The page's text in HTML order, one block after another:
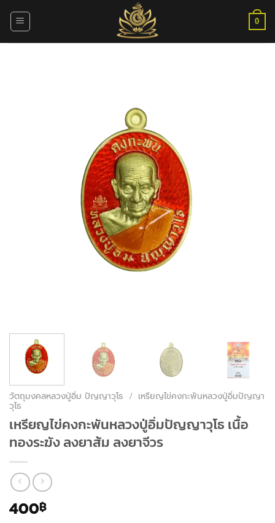
0
วัตถุมงคลหลวงปู่อิ่ม ปัญญาวุโธ / เหรียญไข่คงกะพันหลวงปู่อิ่มปัญญา
วุโธ
เหรียญไข่คงกะพันหลวงปู่อิ่มปัญญาวุโธ เนื้อ
ทองระฆัง ลงยาส้ม ลงยาจีวร
400฿